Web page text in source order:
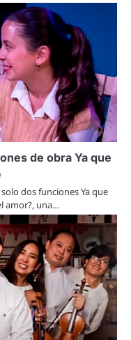
de obra Ya que
dos funciones Ya que
amor?, una…